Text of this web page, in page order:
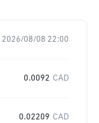
2026/08/08 22:00
0.0092 CAD
0.02209 CAD